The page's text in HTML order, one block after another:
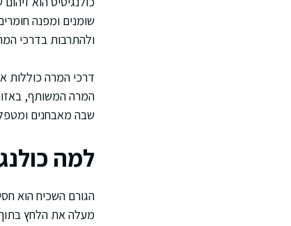
שומנים ומפנה
ולהתרבות בדרכי
דרכי המרה כוללות
המרה המשותף,
שבה מאבחנים
למה
הגורם השכיח הוא
מעלה את הלחץ בתוך